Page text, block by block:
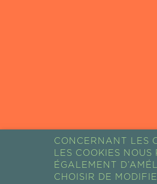
RETOUR AUX
ACTUALITÉS
CONCERNANT LES
LES COOKIES
ÉGALEMENT
CHOISIR DE